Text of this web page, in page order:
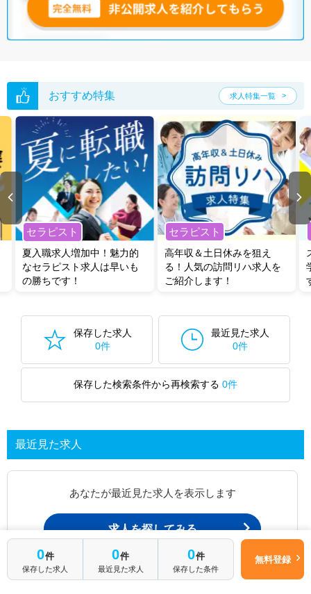
おすすめ特集 求人特集一覧
セラピスト
夏入職求人増加中！魅力的
なセラピスト求人は早いも
の勝ちです！
セラピスト
高年収＆土日休みを狙え
る！人気の訪問リハ求人を
ご紹介します！
保存した求人
0件
最近見た求人
0件
保存した検索条件から再検索する 0件
最近見た求人
あなたが最近見た求人を表示します
求人を探してみる
最近見た求人一覧ページから、
0件
保存した求人
0件
最近見た求人
0件
保存した条件
無料登録